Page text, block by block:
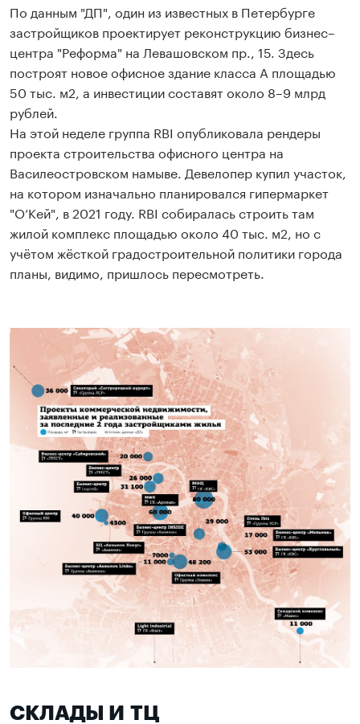
По данным "ДП", один из известных в Петербурге
застройщиков проектирует реконструкцию бизнес–
центра "Реформа" на Левашовском пр., 15. Здесь
построят новое офисное здание класса А площадью
50 тыс. м2, а инвестиции составят около 8–9 млрд
рублей.
На этой неделе группа RBI опубликовала рендеры
проекта строительства офисного центра на
Василеостровском намыве. Девелопер купил участок,
на котором изначально планировался гипермаркет
"О’Кей", в 2021 году. RBI собиралась строить там
жилой комплекс площадью около 40 тыс. м2, но с
учётом жёсткой градостроительной политики города
планы, видимо, пришлось пересмотреть.
СКЛАДЫ И ТЦ